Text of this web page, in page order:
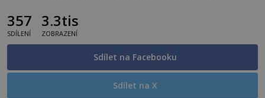
357
SDÍLENÍ
3.3tis
ZOBRAZENÍ
Sdílet na Facebooku
Sdílet na X